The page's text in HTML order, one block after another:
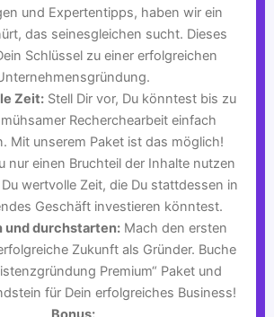
und Expertentipps, haben wir ein
das seinesgleichen sucht. Dieses
Schlüssel zu einer erfolgreichen
Zeit:Stell Dir vor, Du könntest bis zu
Recherchearbeit einfach
Mit unserem Paket ist das möglich!
nur einen Bruchteil der Inhalte nutzen
wertvolle Zeit, die Du stattdessen in
Geschäft investieren könntest.
und durchstarten: Mach den ersten
Zukunft als Gründer. Buche
Premium“ Paket und
für Dein erfolgreiches Business!